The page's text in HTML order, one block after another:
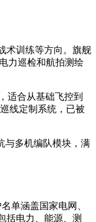
术训练等方向。旗舰
力巡检和航拍测绘
适合从基础飞控到
线定制系统，已被
与多机编队模块，满
单涵盖国家电网、
括电力、能源、测